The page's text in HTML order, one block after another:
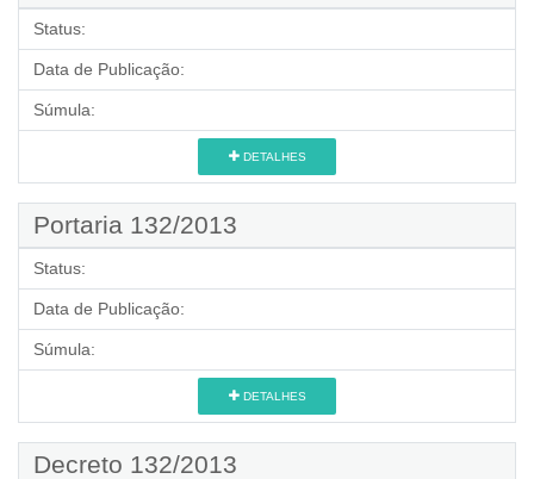
Status:
Data de Publicação:
Súmula:
DETALHES
Portaria 132/2013
Status:
Data de Publicação:
Súmula:
DETALHES
Decreto 132/2013